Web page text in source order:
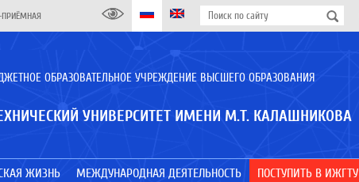
ПРИЁМНАЯ
ОБРАЗОВАТЕЛЬНОЕ УЧРЕЖДЕНИЕ ВЫСШЕГО ОБРАЗОВАНИЯ
УНИВЕРСИТЕТ ИМЕНИ М.Т. КАЛАШНИКОВА
ЖИЗНЬ МЕЖДУНАРОДНАЯ ДЕЯТЕЛЬНОСТЬ ПОСТУПИТЬ В ИЖГТУ